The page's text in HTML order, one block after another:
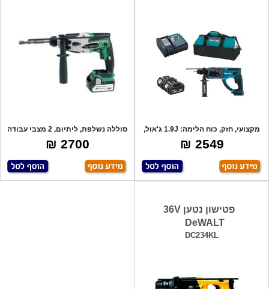
מקצועי, חזק, כוח הלימה: 1.9J ג'אול,
3 מצ
2549 ₪
סוללה נשלפת, ליתיום, 2 מצבי עבודה
לחיסכו
2700 ₪
פטישון נטען 36V
DeWALT
DC234KL